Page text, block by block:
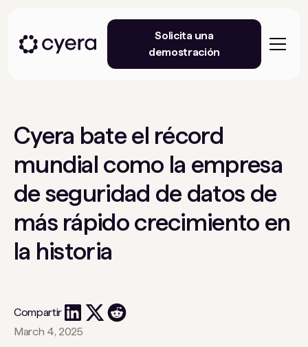
Solicita una
demostración
Cyera bate el récord
mundial como la empresa
de seguridad de datos de
más rápido crecimiento en
la historia
March 4, 2025
Compartir